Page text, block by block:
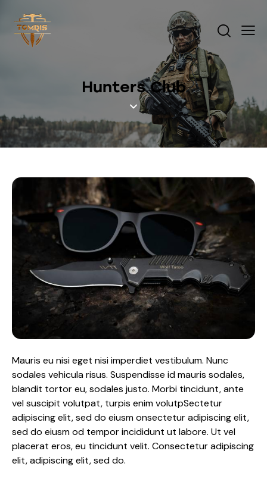
Hunters Club
Mauris eu nisi eget nisi imperdiet vestibulum. Nunc
sodales vehicula risus. Suspendisse id mauris sodales,
blandit tortor eu, sodales justo. Morbi tincidunt, ante
vel suscipit volutpat, turpis enim volutpSectetur
adipiscing elit, sed do eiusm onsectetur adipiscing elit,
sed do eiusm od tempor incididunt ut labore. Ut vel
placerat eros, eu tincidunt velit. Consectetur adipiscing
elit, adipiscing elit, sed do.